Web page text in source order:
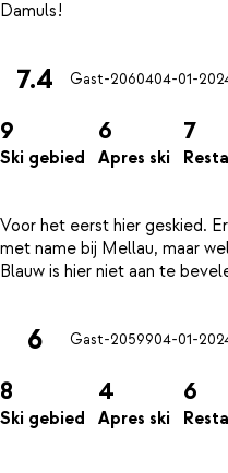
7.4 Gast-2060404-01-
9
Ski gebied
6
Apres ski
7
Voor het eerst hier geskied.
met name bij Mellau, maar
6 Gast-2059904-01-
8
Ski gebied
4
Apres ski
6